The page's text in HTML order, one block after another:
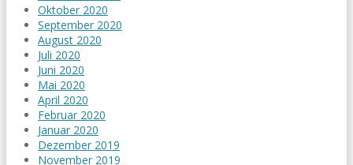
Oktober 2020
September 2020
August 2020
Juli 2020
Juni 2020
Mai 2020
April 2020
Februar 2020
Januar 2020
Dezember 2019
November 2019